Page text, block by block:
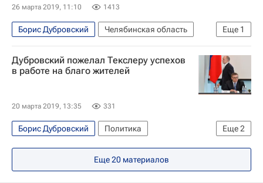
26 марта 2019, 11:10 1413
Еще 1
Борис Дубровский
Челябинская область
Федеральная антимонопольная служба (ФАС России)
Дубровский пожелал Текслеру успехов
в работе на благо жителей
20 марта 2019, 13:35 331
Еще2
Борис Дубровский
Политика
Челябинская область
Алексей Текслер
Еще20 материалов